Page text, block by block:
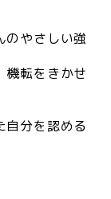
のやさしい強
機転をきかせ
自分を認める